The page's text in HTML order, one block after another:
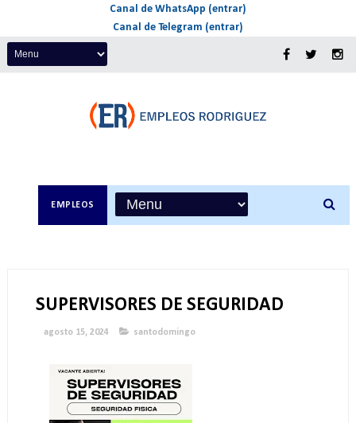
Canal de WhatsApp (entrar)
Canal de Telegram (entrar)
EMPLEOS
SUPERVISORES DE SEGURIDAD
agosto 15, 2024 santodomingo